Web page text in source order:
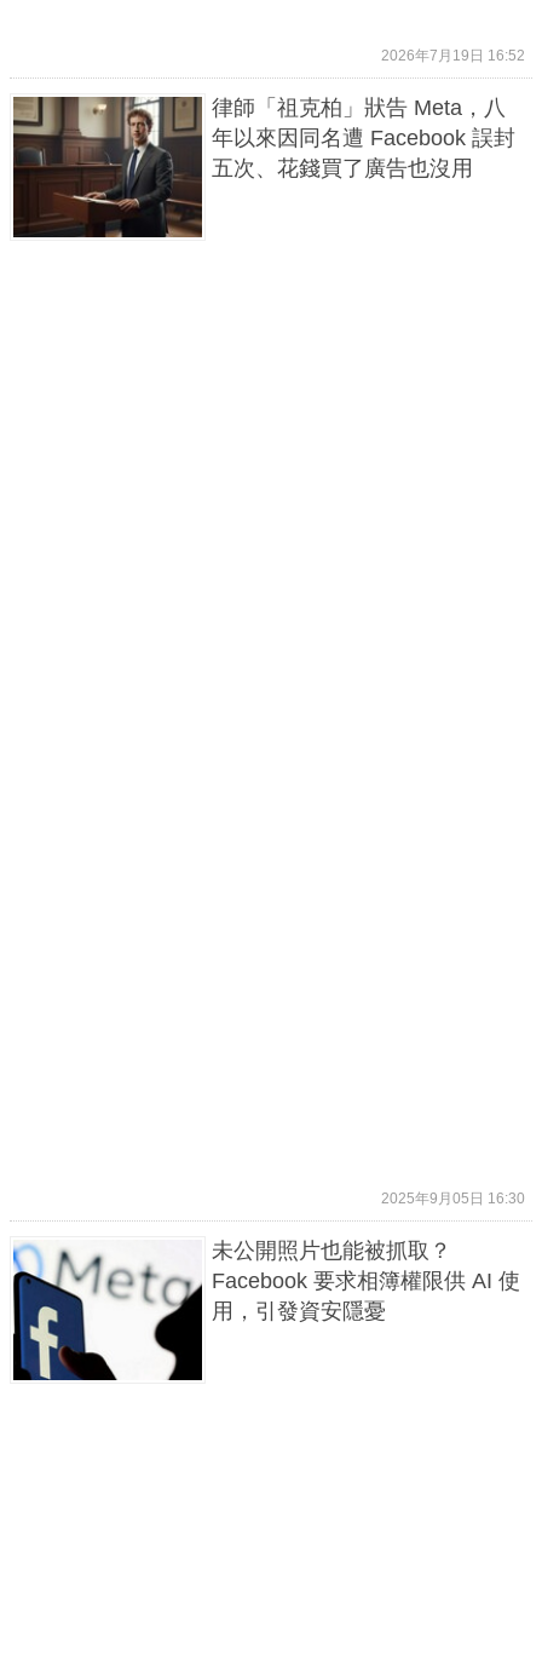
2026年7月19日 16:52
律師「祖克柏」狀告 Meta，八
年以來因同名遭 Facebook 誤封
五次、花錢買了廣告也沒用
2025年9月05日 16:30
未公開照片也能被抓取？
Facebook 要求相簿權限供 AI 使
用，引發資安隱憂